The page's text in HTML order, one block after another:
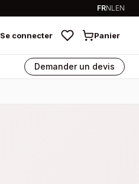
FRNLEN
Se connecter Panier
Demander un devis